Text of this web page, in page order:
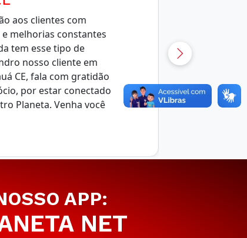
aos clientes com
melhorias constantes
tem esse tipo de
nosso cliente em
CE, fala com gratidão
por estar conectado
Planeta. Venha você
APP:
NET